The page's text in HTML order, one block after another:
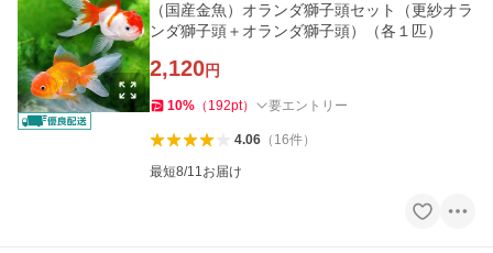
（国産金魚）オランダ獅子頭セット（更紗オラ
ンダ獅子頭＋オランダ獅子頭）（各１匹）
2,120円
10% （ 192pt） 要エントリー
4.06（ 16件）
最短8/11お届け